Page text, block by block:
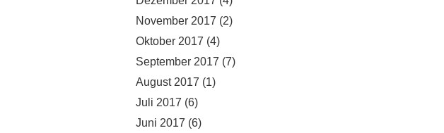
November 2017 (2)
Oktober 2017 (4)
September 2017 (7)
August 2017 (1)
Juli 2017 (6)
Juni 2017 (6)